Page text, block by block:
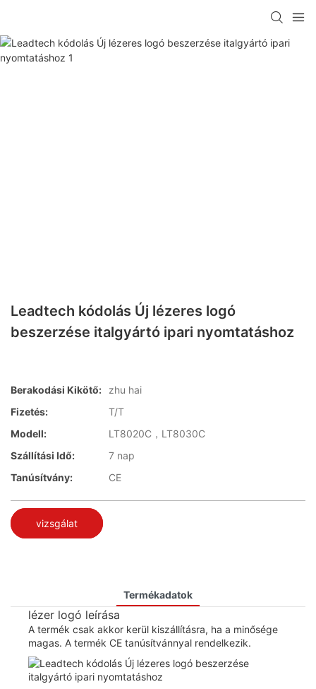
Leadtech kódolás Új lézeres logó
beszerzése italgyártó ipari nyomtatáshoz
Berakodási Kikötő:
zhu hai
Fizetés:
T/T
Modell:
LT8020C，LT8030C
Szállítási Idő:
7 nap
Tanúsítvány:
CE
vizsgálat
Termékadatok
lézer logó leírása
A termék csak akkor kerül kiszállításra, ha a minősége
magas. A termék CE tanúsítvánnyal rendelkezik.